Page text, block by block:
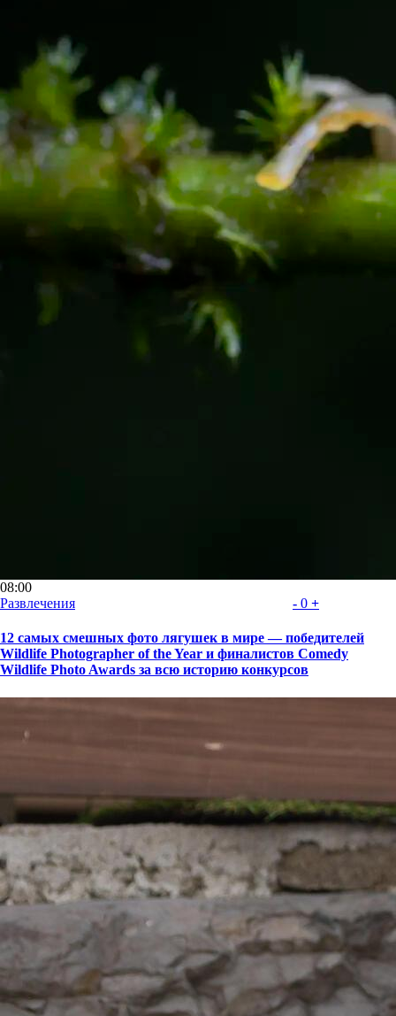
08:00
Развлечения
- 0 +
12 самых смешных фото лягушек в мире — победителей
Wildlife Photographer of the Year и финалистов Comedy
Wildlife Photo Awards за всю историю конкурсов